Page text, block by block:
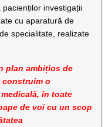
investigații
cu aparatură de
specialitate, realizate
plan ambițios de
construim o
în toate
de voi cu un scop